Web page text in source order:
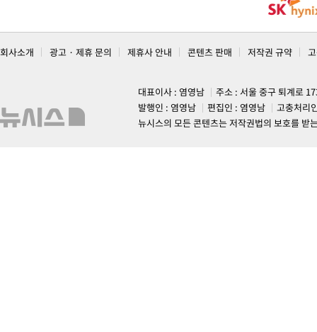
회사소개 광고 · 제휴 문의 제휴사 안내 콘텐츠 판매 저작권 규약
대표이사 : 염영남
주소 : 서울 중구 퇴계로
발행인 : 염영남
편집인 : 염영남
고충처리
뉴시스의 모든 콘텐츠는 저작권법의 보호를